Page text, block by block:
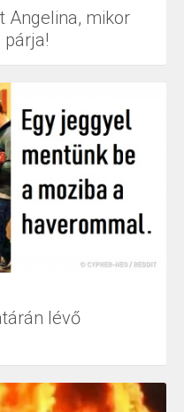
Angelina, mikor
lévő